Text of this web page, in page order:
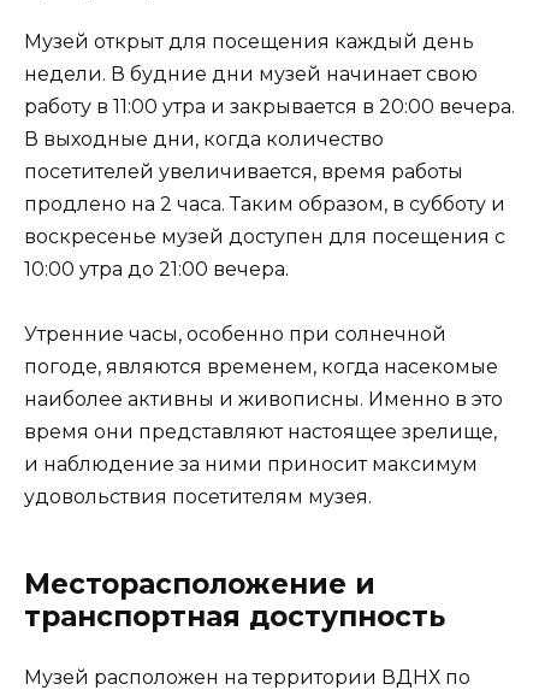
Музей открыт для посещения каждый день
недели. В будние дни музей начинает свою
работу в 11:00 утра и закрывается в 20:00 вечера.
В выходные дни, когда количество
посетителей увеличивается, время работы
продлено на 2 часа. Таким образом, в субботу и
воскресенье музей доступен для посещения с
10:00 утра до 21:00 вечера.
Утренние часы, особенно при солнечной
погоде, являются временем, когда насекомые
наиболее активны и живописны. Именно в это
время они представляют настоящее зрелище,
и наблюдение за ними приносит максимум
удовольствия посетителям музея.
Месторасположение и
транспортная доступность
Музей расположен на территории ВДНХ по